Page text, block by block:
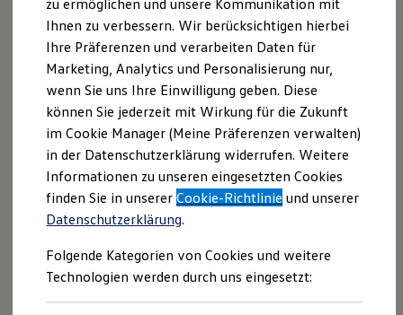
SUV und CUV
Familienautos
Kombis
Kompaktwagen
Sportwagen
Schnell verfügbare Fahrzeuge
Angebote und Produkte
Aktuelle Angebote
E-Auto-Förderung
Volkswagen Marktplatz
Die ENERGY Sondermodelle
Junge Gebrauchtwagen und Gebrauchtwagen
Volkswagen Zertifizierte Gebrauchtwagen
Elektromobilität bei Gebrauchtwagen
Saisonangebote
Reifenpakete
Leasing
Leasing-Angebote
EinGolfVariant. Viele
Varianten.
Golf VariantAusstattungslinien im Überblick
Entdecken Sie, was die Golf VariantAusstattungslinien
auszeichnet und finden Sie Ihren persönlichen Favoriten.
zu ermöglichen und unsere Kommunikation mit
Ihnen zu verbessern. Wir berücksichtigen hierbei
Ihre Präferenzen und verarbeiten Daten für
Marketing, Analytics und Personalisierung nur,
wenn Sie uns Ihre Einwilligung geben. Diese
können Sie jederzeit mit Wirkung für die Zukunft
im Cookie Manager (Meine Präferenzen verwalten)
in der Datenschutzerklärung widerrufen. Weitere
Informationen zu unseren eingesetzten Cookies
finden Sie in unsererCookie-Richtlinie und unserer
Datenschutzerklärung.
Folgende Kategorien von Cookies und weitere
Technologien werden durch uns eingesetzt: